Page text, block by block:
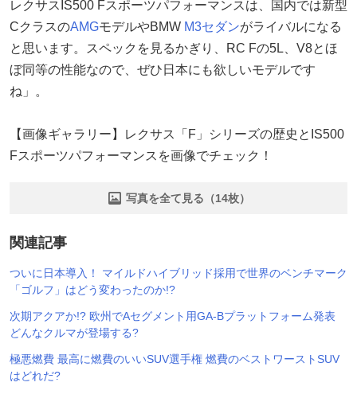
レクサスIS500 Fスポーツパフォーマンスは、国内では新型
CクラスのAMGモデルやBMW M3セダンがライバルになる
と思います。スペックを見るかぎり、RC Fの5L、V8とほ
ぼ同等の性能なので、ぜひ日本にも欲しいモデルです
ね」。
【画像ギャラリー】レクサス「F」シリーズの歴史とIS500
Fスポーツパフォーマンスを画像でチェック！
写真を全て見る（14枚）
関連記事
ついに日本導入！ マイルドハイブリッド採用で世界のベンチマーク
「ゴルフ」はどう変わったのか!?
次期アクアか!? 欧州でAセグメント用GA-Bプラットフォーム発表
どんなクルマが登場する?
極悪燃費 最高に燃費のいいSUV選手権 燃費のベストワーストSUV
はどれだ?